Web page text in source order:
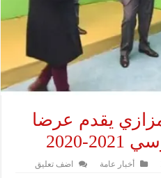
يقدم عرضا
2020
أخبار عامة اضف تعليق